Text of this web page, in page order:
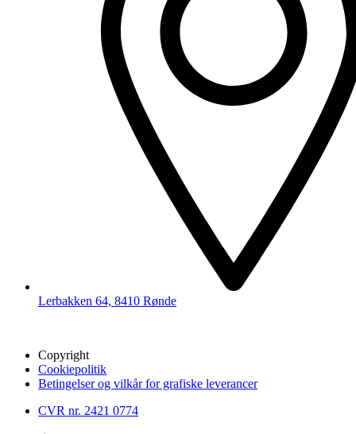
Lerbakken 64, 8410 Rønde
Copyright
Cookiepolitik
Betingelser og vilkår for grafiske leverancer
CVR nr. 2421 0774